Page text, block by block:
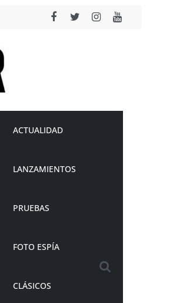
ACTUALIDAD
LANZAMIENTOS
PRUEBAS
FOTO ESPÍA
CLÁSICOS